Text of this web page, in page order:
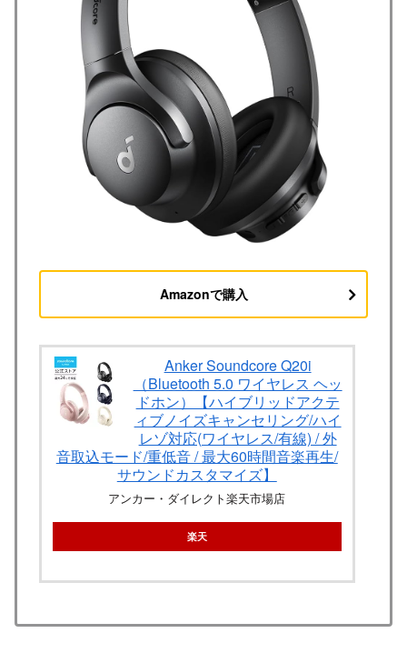
Amazonで購入
Anker Soundcore Q20i
（Bluetooth 5.0 ワイヤレス ヘッ
ドホン）【ハイブリッドアクテ
ィブノイズキャンセリング/ハイ
レゾ対応(ワイヤレス/有線) / 外
音取込モード/重低音 / 最大60時間音楽再生/
サウンドカスタマイズ】
アンカー・ダイレクト楽天市場店
楽天